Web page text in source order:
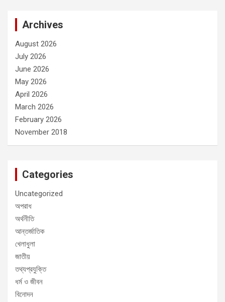
Archives
August 2026
July 2026
June 2026
May 2026
April 2026
March 2026
February 2026
November 2018
Categories
Uncategorized
অপরাধ
অর্থনীতি
আন্তর্জাতিক
খেলাধুলা
জাতীয়
তথ্যপ্রযুক্তি
ধর্ম ও জীবন
বিনোদন